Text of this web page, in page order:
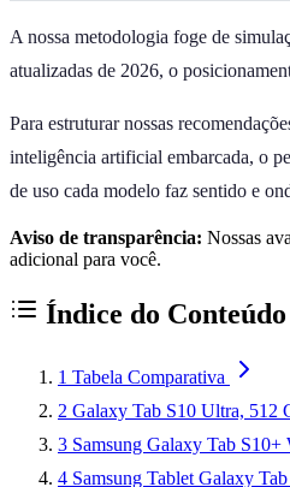
A nossa metodologia foge de
atualizadas de 2026, o
Para estruturar nossas
inteligência artificial embarcada, o
de uso cada modelo faz sentido e
Aviso de transparência: Nossas
adicional para você.
Índice do Conteúdo
1 Tabela Comparativa
2 Galaxy Tab S10 Ultra, 512
3 Samsung Galaxy Tab
4 Samsung Tablet Galaxy